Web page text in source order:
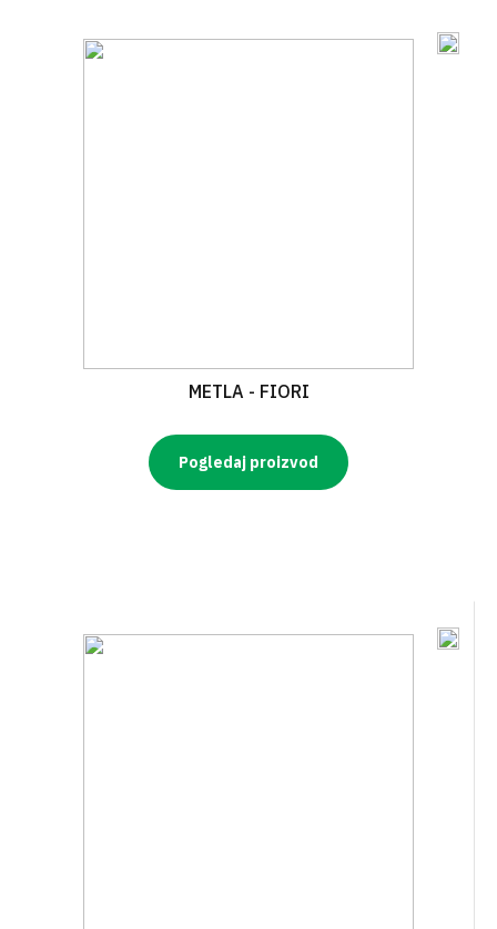
METLA - FIORI
Pogledaj proizvod